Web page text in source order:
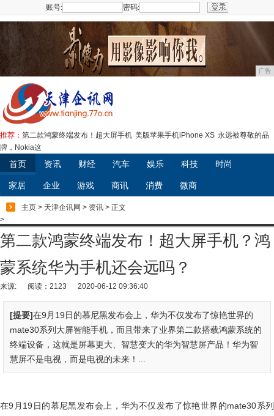
账号: 密码:
广告
推荐： 第二款鸿蒙终端发布！超大屏手机 美版苹果手机iPhone XS 永远被尊敬的品
牌，Nokia这
首页 资讯 财经 汽车 娱乐 科技 时尚
家居 企业 游戏 商讯 消费 微商
主页 > 天津企讯网 > 资讯 > 正文
>
第二款鸿蒙终端发布！超大屏手机？鸿
蒙系统华为手机还会远吗？
来源: 阅读：2123 2020-06-12 09:36:40
[提要]在9月19日的慕尼黑发布会上，华为不仅发布了惊艳世界的
mate30系列大屏智能手机，而且带来了业界第二款搭载鸿蒙系统的
终端设备，这就是屏幕更大、智慧变大的华为智慧屏产品！华为智
慧屏不是电视，而是电视的未来！...
在9月19日的慕尼黑发布会上，华为不仅发布了惊艳世界的mate30系列